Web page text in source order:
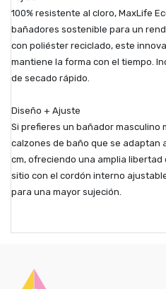
100% resistente al cloro, MaxLife
bañadores sostenible para un
con poliéster reciclado, este
mantiene la forma con el tiempo.
de secado rápido.
Diseño + Ajuste
Si prefieres un bañador masculino
calzones de baño que se adaptan
cm, ofreciendo una amplia libertad
sitio con el cordón interno
para una mayor sujeción.